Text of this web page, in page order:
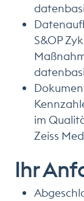
S&OP
im
Zeiss
Ihr